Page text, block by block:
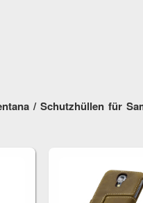
/ Schutzhüllen für